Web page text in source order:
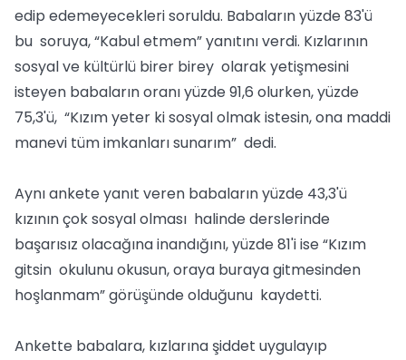
edip edemeyecekleri soruldu. Babaların yüzde 83'ü
bu soruya, “Kabul etmem” yanıtını verdi. Kızlarının
sosyal ve kültürlü birer birey olarak yetişmesini
isteyen babaların oranı yüzde 91,6 olurken, yüzde
75,3'ü, “Kızım yeter ki sosyal olmak istesin, ona maddi
manevi tüm imkanları sunarım” dedi.
Aynı ankete yanıt veren babaların yüzde 43,3'ü
kızının çok sosyal olması halinde derslerinde
başarısız olacağına inandığını, yüzde 81'i ise “Kızım
gitsin okulunu okusun, oraya buraya gitmesinden
hoşlanmam” görüşünde olduğunu kaydetti.
Ankette babalara, kızlarına şiddet uygulayıp